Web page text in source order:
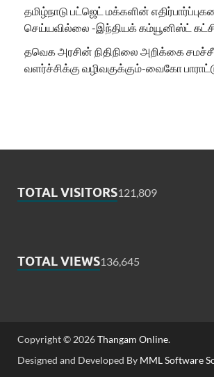
தமிழ்நாடு பட்ஜெட் மக்களின்
செய்யவில்லை -இந்தியக் கம்யூனிஸ்ட்
தவெக அரசின் நிதிநிலை அறிக்கை
வளர்ச்சிக்கு வழிவகுக்கும்-வைகோ
TOTAL VISITORS121,809
TOTAL VIEWS136,645
Copyright © 2026Thangam Online.
Designed and Developed By MML Software